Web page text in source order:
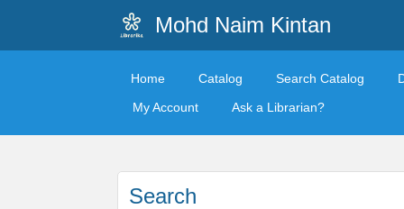
Mohd Naim Kintan
Home Catalog Search Catalog
My Account
Ask a Librarian?
Search